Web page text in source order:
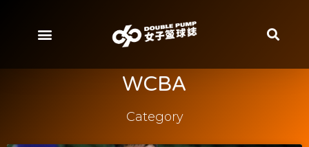
WCBA
Category